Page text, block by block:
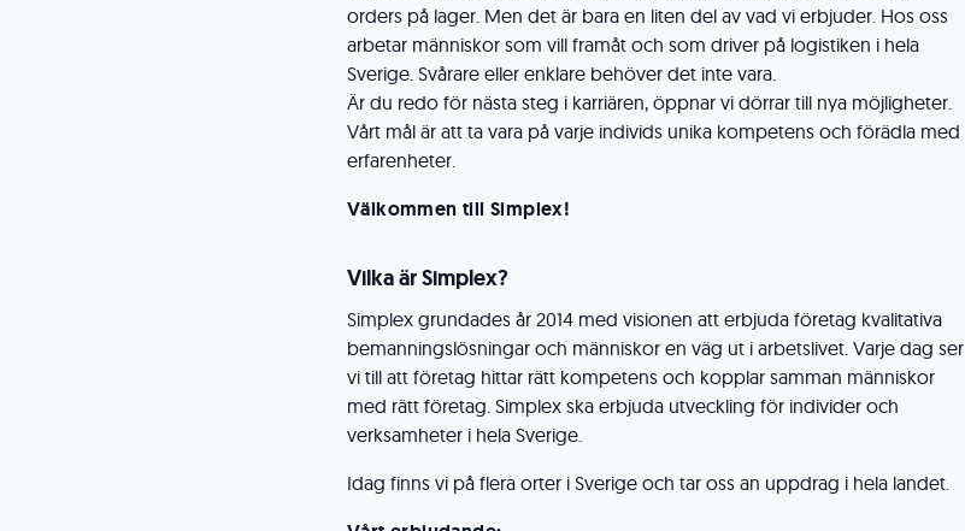
orders på lager. Men det är bara en liten del av vad vi erbjuder. Hos oss
arbetar människor som vill framåt och som driver på logistiken i hela
Sverige. Svårare eller enklare behöver det inte vara.
Är du redo för nästa steg i karriären, öppnar vi dörrar till nya möjligheter.
Vårt mål är att ta vara på varje individs unika kompetens och förädla med
erfarenheter.
Välkommen till Simplex!
Vilka är Simplex?
Simplex grundades år 2014 med visionen att erbjuda företag kvalitativa
bemanningslösningar och människor en väg ut i arbetslivet. Varje dag ser
vi till att företag hittar rätt kompetens och kopplar samman människor
med rätt företag. Simplex ska erbjuda utveckling för individer och
verksamheter i hela Sverige.
Idag finns vi på flera orter i Sverige och tar oss an uppdrag i hela landet.